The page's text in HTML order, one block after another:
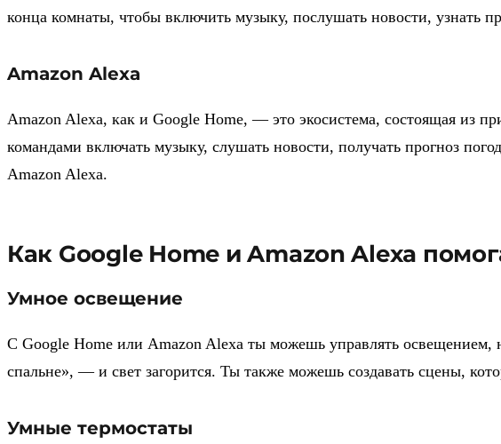
конца комнаты, чтобы включить музыку, послушать новости, узнать
Amazon Alexa
Amazon Alexa, как и Google Home, — это экосистема, состоящая из
командами включать музыку, слушать новости, получать прогноз
Amazon Alexa.
Как Google Home и Amazon Alexa
Умное освещение
С Google Home или Amazon Alexa ты можешь управлять освещением,
спальне», — и свет загорится. Ты также можешь создавать сцены,
Умные термостаты